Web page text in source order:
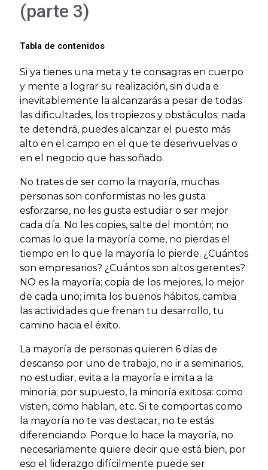
(parte 3)
Tabla de contenidos
Si ya tienes una meta y te consagras en cuerpo
y mente a lograr su realización, sin duda e
inevitablemente la alcanzarás a pesar de todas
las dificultades, los tropiezos y obstáculos; nada
te detendrá, puedes alcanzar el puesto más
alto en el campo en el que te desenvuelvas o
en el negocio que has soñado.
No trates de ser como la mayoría, muchas
personas son conformistas no les gusta
esforzarse, no les gusta estudiar o ser mejor
cada día. No les copies, salte del montón; no
comas lo que la mayoría come, no pierdas el
tiempo en lo que la mayoría lo pierde. ¿Cuántos
son empresarios? ¿Cuántos son altos gerentes?
NO es la mayoría; copia de los mejores, lo mejor
de cada uno; imita los buenos hábitos, cambia
las actividades que frenan tu desarrollo, tu
camino hacia el éxito.
La mayoría de personas quieren 6 días de
descanso por uno de trabajo, no ir a seminarios,
no estudiar, evita a la mayoría e imita a la
minoría; por supuesto, la minoría exitosa: como
visten, como hablan, etc. Si te comportas como
la mayoría no te vas destacar, no te estás
diferenciando. Porque lo hace la mayoría, no
necesariamente quiere decir que está bien, por
eso el liderazgo difícilmente puede ser